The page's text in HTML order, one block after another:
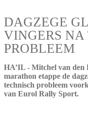
DAGZEGE
VINGERS NA
PROBLEEM
HA’IL - Mitchel van den
marathon etappe de
technisch probleem
van Eurol Rally Sport.